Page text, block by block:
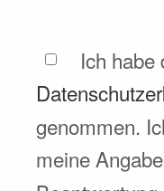
Ich habe
genommen.
meine